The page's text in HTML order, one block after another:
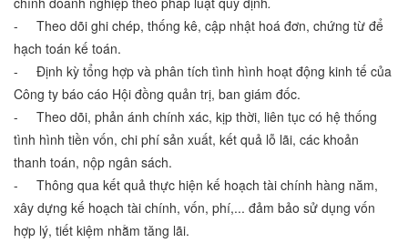
- Theo dõi ghi chép, thống kê, cập nhật hoá đơn, chứng từ để
hạch toán kế toán.
- Định kỳ tổng hợp và phân tích tình hình hoạt động kinh tế của
Công ty báo cáo Hội đồng quản trị, ban giám đốc.
- Theo dõi, phản ánh chính xác, kịp thời, liên tục có hệ thống
tình hình tiền vốn, chi phí sản xuất, kết quả lỗ lãi, các khoản
thanh toán, nộp ngân sách.
- Thông qua kết quả thực hiện kế hoạch tài chính hàng năm,
xây dựng kế hoạch tài chính, vốn, phí,... đảm bảo sử dụng vốn
hợp lý, tiết kiệm nhằm tăng lãi.